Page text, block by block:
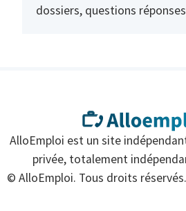
dossiers, questions
AlloEmploi est un site
privée, totalement
© AlloEmploi. Tous droits réservés.